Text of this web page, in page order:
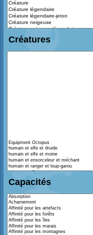
Créatures
Capacités